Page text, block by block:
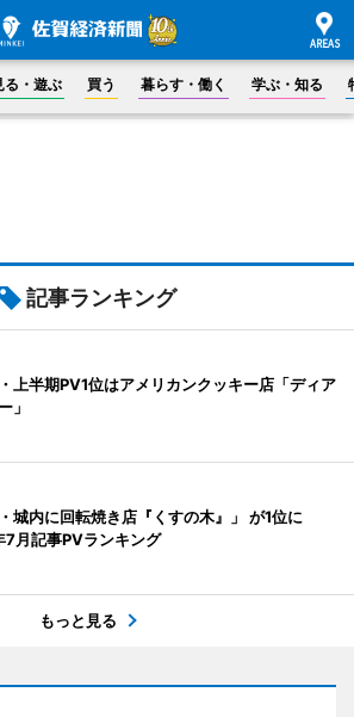
る・遊ぶ 買う 暮らす・働く 学ぶ・知る
記事ランキング
上半期PV1位はアメリカンクッキー店「ディア
」
・城内に回転焼き店『くすの木』」 が1位に
月記事PVランキング
もっと見る